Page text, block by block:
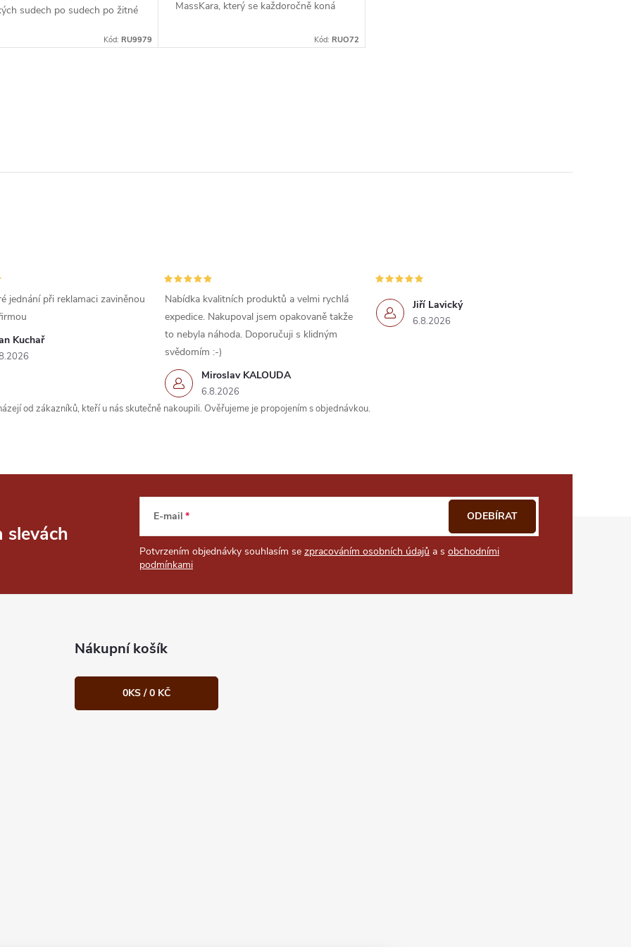
sudech po sudech po žitné
Kód: RU9979
MassKara, který se každoročně koná
Kód: RUO72
Kuchař
jednání při reklamaci zaviněnou
Miroslav KALOUDA
6.8.2026
Nabídka kvalitních produktů a velmi rychlá
expedice. Nakupoval jsem opakovaně takže
to nebyla náhoda. Doporučuji s klidným
svědomím :-)
Jiří Lavický
6.8.2026
od zákazníků, kteří u nás skutečně nakoupili. Ověřujeme je propojením s objednávkou.
slevách
E-mail
Potvrzením objednávky souhlasím se zpracováním osobních údajů a s obchodními
podmínkami
ODEBÍRAT
Nákupní košík
0KS /0 KČ